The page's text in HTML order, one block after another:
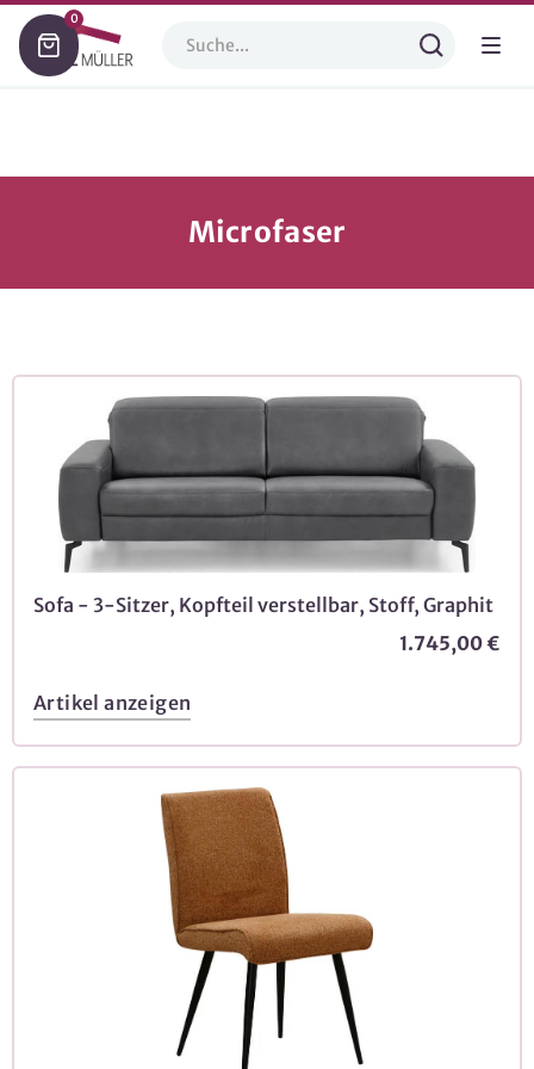
0
Microfaser
Sofa - 3-Sitzer, Kopfteil verstellbar, Stoff, Graphit
1.745,00 €
Artikel anzeigen